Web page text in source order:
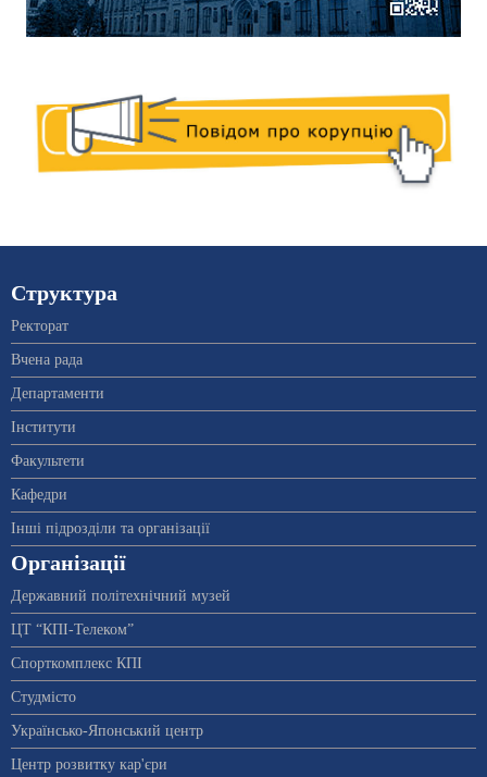
Структура
Ректорат
Вчена рада
Департаменти
Інститути
Факультети
Кафедри
Інші підрозділи та організації
Організації
Державний політехнічний музей
ЦТ “КПІ-Телеком”
Спорткомплекс КПІ
Студмісто
Українсько-Японський центр
Центр розвитку кар'єри